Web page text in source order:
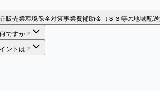
売業環境保全対策事業費補助金（ＳＳ等の地域配
ですか？
ントは？